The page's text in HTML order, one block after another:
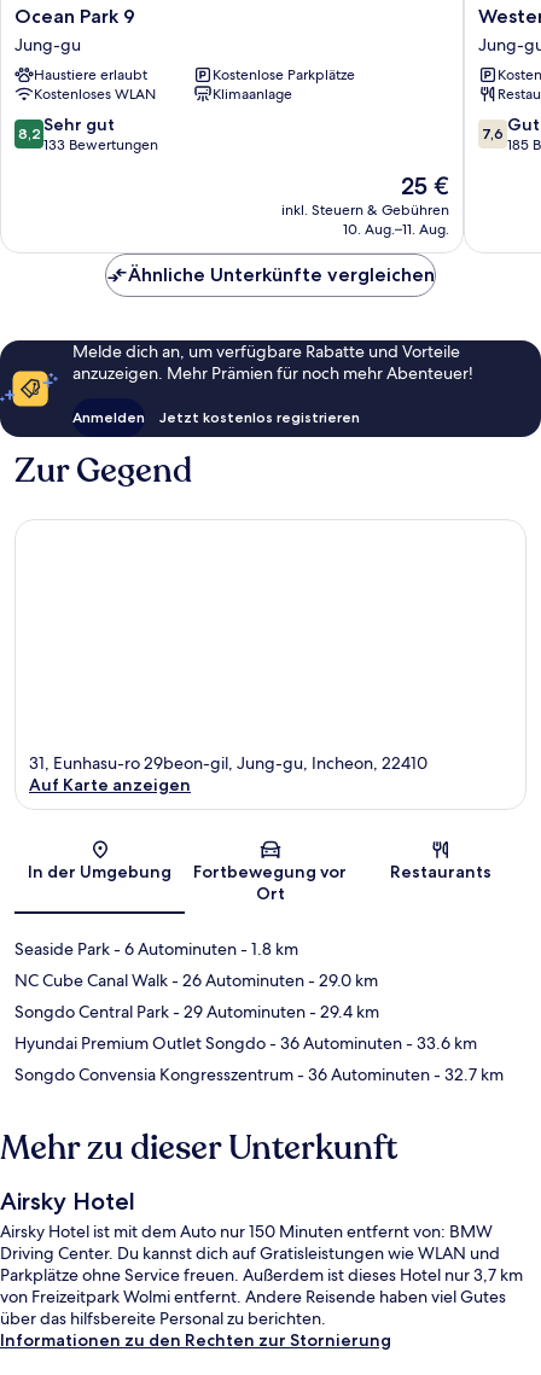
Ocean
Park
9
Jung-
gu
Ocean Park 9
Jung-gu
Haustiere erlaubt
Kostenlose Parkplätze
Kostenloses WLAN
Klimaanlage
8.2
von
Bewertungen
8,2 Sehr gut
133 Bewertungen
Der
Preis
beträgt
25 €
inkl. Steuern & Gebühren
10. Aug.–11. Aug.
Western
Grace
Hotel
Jung-
gu
Jung-
7.6
von
7,6 Gut
185
Ähnliche Unterkünfte vergleichen
Melde dich an, um verfügbare Rabatte und Vorteile
anzuzeigen. Mehr Prämien für noch mehr Abenteuer!
Anmelden Jetzt kostenlos registrieren
Zur Gegend
Karte
31, Eunhasu-ro 29beon-gil, Jung-gu, Incheon, 22410
Auf Karte anzeigen
In der Umgebung
Fortbewegung vor
Ort
Restaurants
Seaside Park- 6 Autominuten- 1.8 km
NC Cube Canal Walk- 26 Autominuten- 29.0 km
Songdo Central Park- 29 Autominuten- 29.4 km
Hyundai Premium Outlet Songdo- 36 Autominuten- 33.6 km
Songdo Convensia Kongresszentrum- 36 Autominuten- 32.7 km
Mehr zu dieser Unterkunft
Airsky Hotel
Airsky Hotel ist mit dem Auto nur 150 Minuten entfernt von: BMW
Driving Center. Du kannst dich auf Gratisleistungen wie WLAN und
Parkplätze ohne Service freuen. Außerdem ist dieses Hotel nur 3,7 km
von Freizeitpark Wolmi entfernt. Andere Reisende haben viel Gutes
über das hilfsbereite Personal zu berichten.
Informationen zu den Rechten zur Stornierung